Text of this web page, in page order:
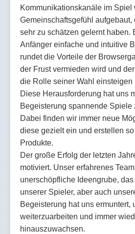
Kommunikationskanäle im Spiel
Gemeinschaftsgefühl
sehr zu schätzen gelernt haben.
Anfänger einfache und intuitive
rundet die Vorteile der
der Frust vermieden wird und
die Rolle seiner Wahl einsteigen
Diese Herausforderung hat uns
Begeisterung spannende Spiele
Dabei finden wir immer neue
diese gezielt ein und erstellen
Produkte.
Der große Erfolg der letzten
motiviert. Unser erfahrenes
unerschöpfliche Ideengrube,
unserer Spieler, aber auch
Begeisterung hat uns ermuntert,
weiterzuarbeiten und immer
hinauszuwachsen.